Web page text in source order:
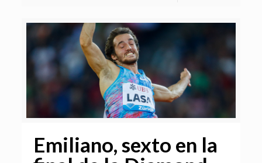
Emiliano, sexto en la